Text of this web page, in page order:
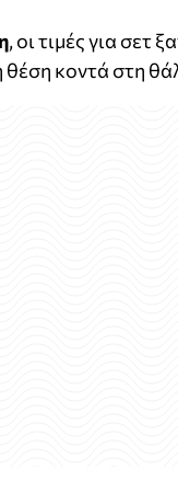
, οι τιμές για σετ
θέση κοντά στη